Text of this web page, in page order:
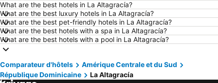
Hôtels Nice
Hôtels Berlin
Hôtels Interlaken
Hôtels Rust
Hôtels Bâle
Hôtels Lac de Garde
Hôtels Crète
Hôtels Ibiza
Hôtels Ligurie
Hôtels Tyrol
Hôtels Tyrol du Sud
What are the best hotels in La Altagracía?
What are the best luxury hotels in La Altagracía?
What are the best pet-friendly hotels in La Altagracía?
What are the best hotels with a spa in La Altagracía?
What are the best hotels with a pool in La Altagracía?
Comparateur d'hôtels
Amérique Centrale et du Sud
République Dominicaine
La Altagracía